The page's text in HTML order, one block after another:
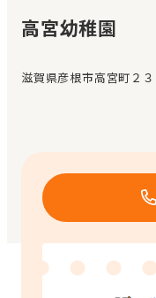
おすすめの園
エンクルの特徴と活用方法
高宮幼稚園
滋賀県彦根市高宮町２３